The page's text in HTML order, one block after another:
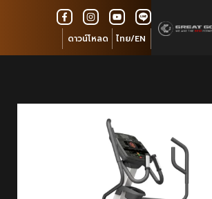
ดาวน์โหลด ไทย/EN